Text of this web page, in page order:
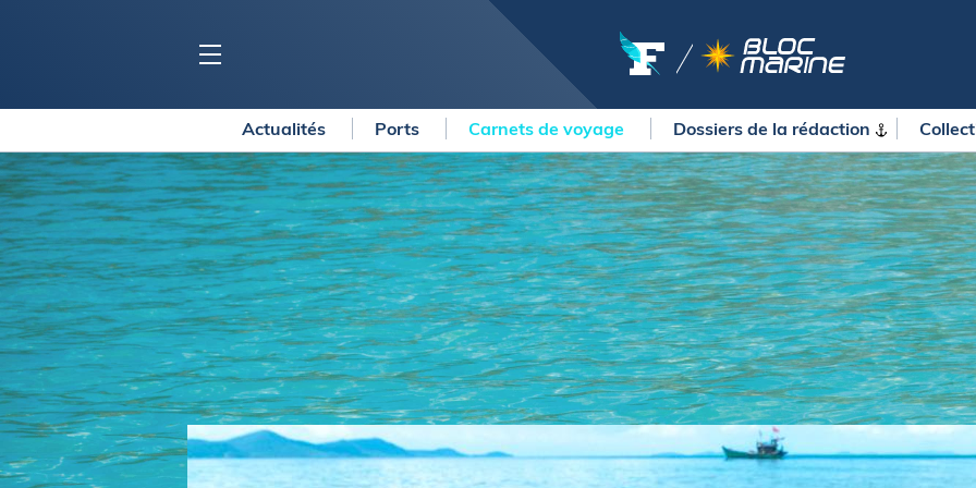
BLOC MARINE
Ports
Carnets de voyage
Dossiers de la rédaction
Collection Bloc Marine
Application Bloc Marine
Règlementation
BATEAUX
Voiliers
Bateaux à moteur
COURSES
Courses au large
Régates
La Solitaire du Figaro Paprec
Transat Paprec
Vendée Globe
Arkea Ultim Challenge
Route du Rhum - Destination
Guadeloupe
America's Cup
MÉTÉO MARINE
LIFESTYLE
Shopping
Culture nautique
Gastronomie
Blogs
SERVICES
Nos magazines
La newsletter
METEO CONSULT Marine
Actualités Ports Carnets de voyage Dossiers de la rédaction